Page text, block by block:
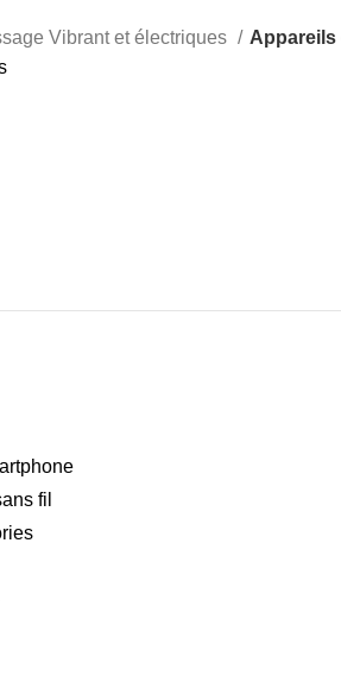
Vibrant et électriques
Appareils
fil